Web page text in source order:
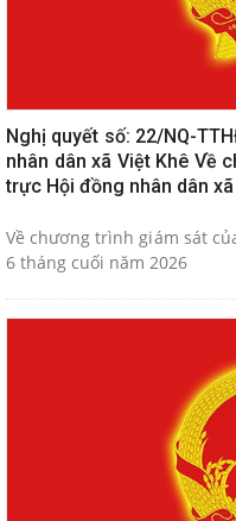
Nghị quyết số: 22/NQ-
nhân dân xã Việt Khê Về
trực Hội đồng nhân dân
Về chương trình giám sát
6 tháng cuối năm 2026